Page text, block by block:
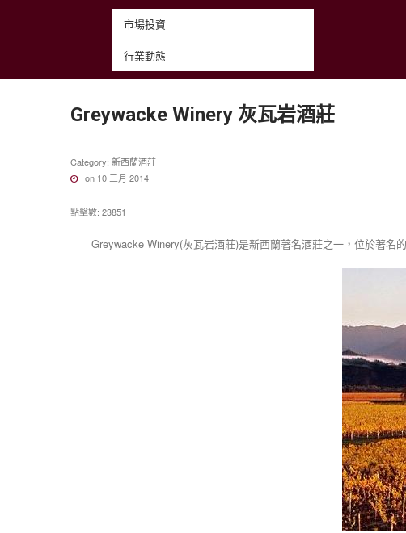
市場投資
行業動態
Greywacke Winery 灰瓦岩酒莊
Category: 新西蘭酒莊
on 10 三月 2014
點擊數: 23851
Greywacke Winery(灰瓦岩酒莊)是新西蘭著名酒莊之一，位於著名